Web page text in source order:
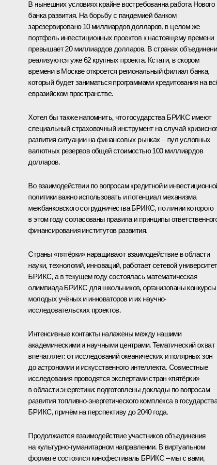
В нынешних условиях крайне востребованна работа Нового
банка развития. На борьбу с пандемией банком
зарезервировано 10 миллиардов долларов, в целом же
портфель инвестиционных проектов к настоящему времени
превышает 20 миллиардов долларов. В странах
реализуются уже 62 крупных проекта. Кстати, в скором
времени в Москве откроется региональный филиал банка,
который будет заниматься программами кредитования на
евразийском пространстве.
Хотел бы также напомнить, что государства БРИКС имеют
специальный страховочный инструмент на случай
развития ситуации на финансовых рынках – пул условных
валютных резервов общей стоимостью 100 миллиардов
долларов.
Во взаимодействии по вопросам кредитной и
политики важно использовать и потенциал механизма
межбанковского сотрудничества БРИКС, по линии которого
в этом году согласованы правила и принципы
финансирования институтов развития.
Страны «пятёрки» наращивают взаимодействие в области
науки, технологий, инноваций, работает сетевой университет
БРИКС, а в текущем году состоялась математическая
олимпиада БРИКС для школьников, организованы конкурсы
молодых учёных и инноваторов и их научно-
исследовательских проектов.
Интенсивные контакты налажены между нашими
академическими и научными центрами. Тематический охват
впечатляет: от исследований океанических и полярных зон
до астрономии и искусственного интеллекта. Совместные
исследования проводятся экспертами стран «пятёрки»
в области энергетики: подготовлены доклады по вопросам
развития топливно-энергетического комплекса в
БРИКС, причём на перспективу до 2040 года.
Продолжается взаимодействие участников объединения
на культурно-гуманитарном направлении. В виртуальном
формате состоялся кинофестиваль БРИКС – мы с вами,